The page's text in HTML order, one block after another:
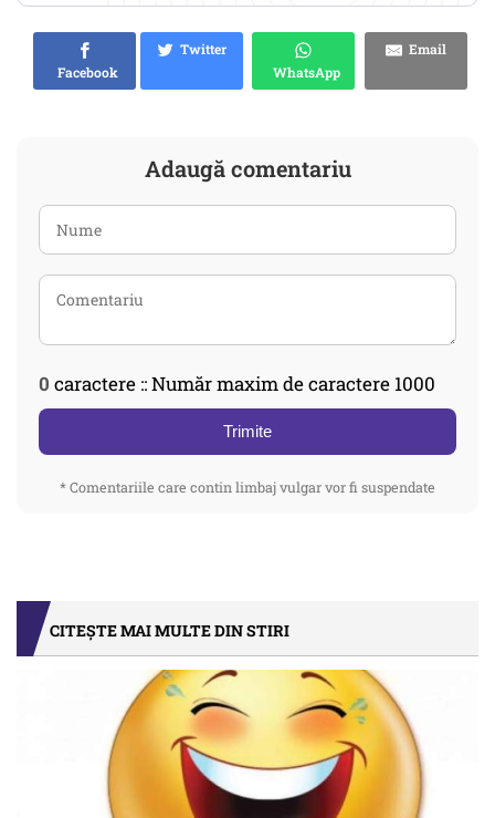
Facebook
Twitter
WhatsApp
Email
Adaugă comentariu
0 caractere :: Număr maxim de caractere 1000
Trimite
* Comentariile care contin limbaj vulgar vor fi suspendate
CITEȘTE MAI MULTE DIN STIRI